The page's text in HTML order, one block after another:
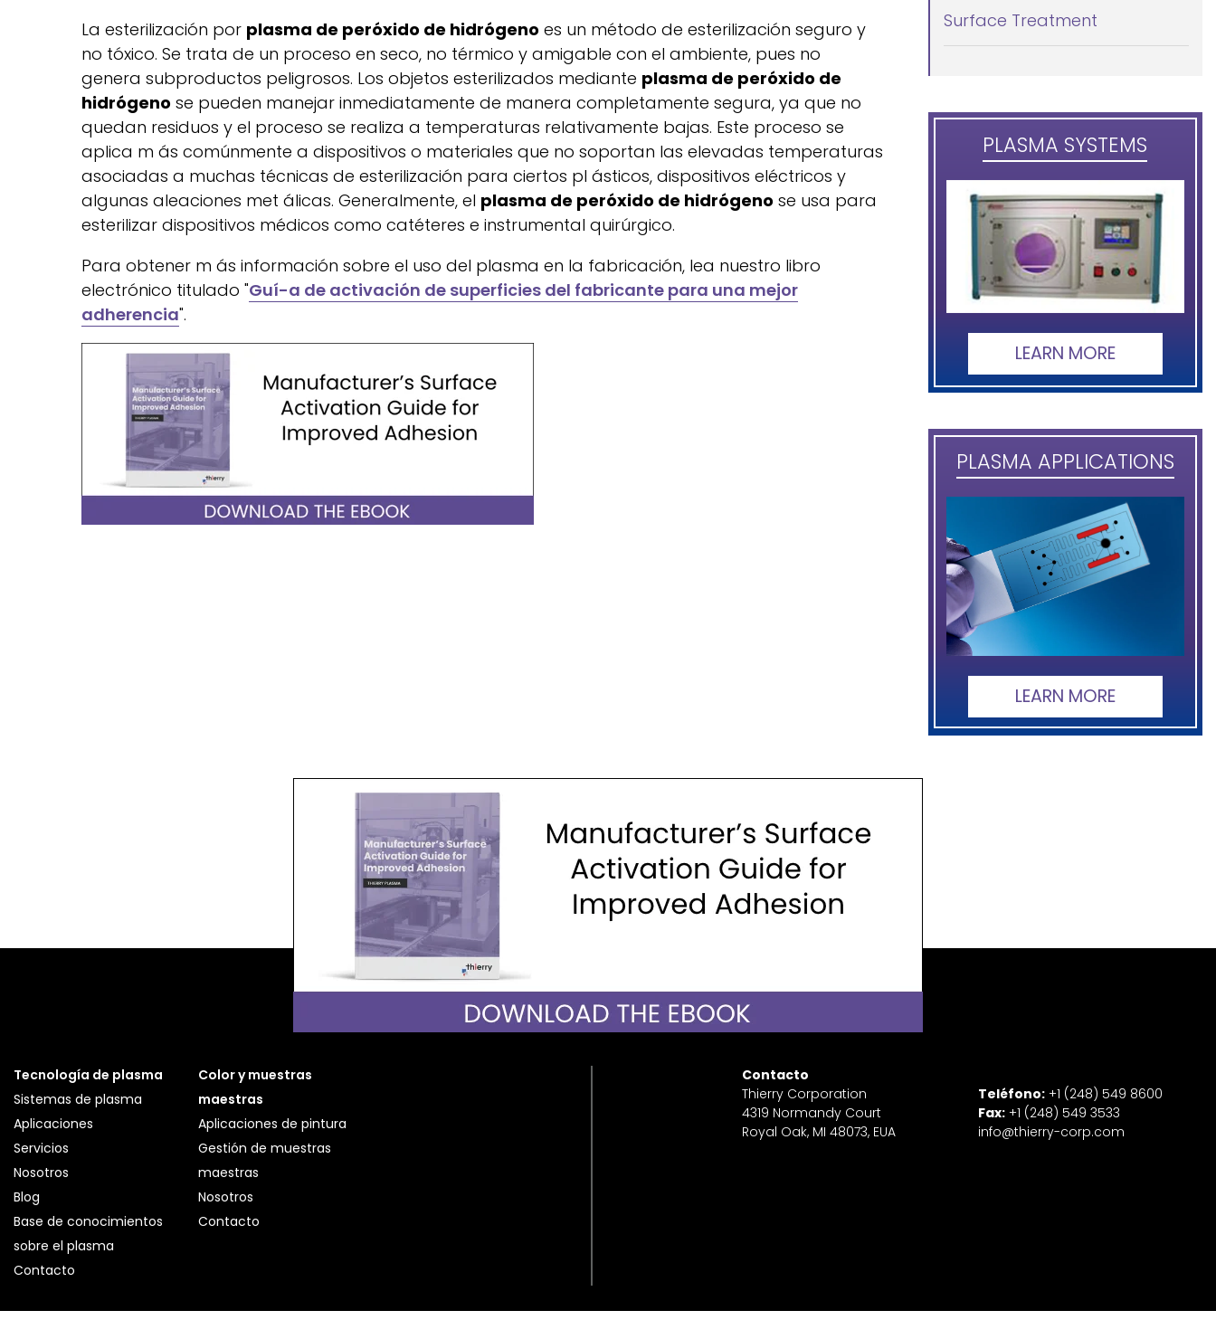
La esterilización por plasma de peróxido de hidrógeno es un método de esterilización seguro y
no tóxico. Se trata de un proceso en seco, no térmico y amigable con el ambiente, pues no
genera subproductos peligrosos. Los objetos esterilizados mediante plasma de peróxido de
hidrógeno se pueden manejar inmediatamente de manera completamente segura, ya que no
quedan residuos y el proceso se realiza a temperaturas relativamente bajas. Este proceso se
aplica m ás comúnmente a dispositivos o materiales que no soportan las elevadas temperaturas
asociadas a muchas técnicas de esterilización para ciertos pl ásticos, dispositivos eléctricos y
algunas aleaciones met álicas. Generalmente, el plasma de peróxido de hidrógeno se usa para
esterilizar dispositivos médicos como catéteres e instrumental quirúrgico.
Para obtener m ás información sobre el uso del plasma en la fabricación, lea nuestro libro
electrónico titulado "Guí-a de activación de superficies del fabricante para una mejor
adherencia".
Surface Treatment
PLASMA SYSTEMS
LEARN MORE
PLASMA APPLICATIONS
LEARN MORE
Tecnología de plasma
Sistemas de plasma
Aplicaciones
Servicios
Nosotros
Blog
Base de conocimientos
sobre el plasma
Contacto
Color y muestras
maestras
Aplicaciones de pintura
Gestión de muestras
maestras
Nosotros
Contacto
Contacto
Thierry Corporation
4319 Normandy Court
Royal Oak, MI 48073, EUA
Teléfono: +1 (248) 549 8600
Fax: +1 (248) 549 3533
info@thierry-corp.com